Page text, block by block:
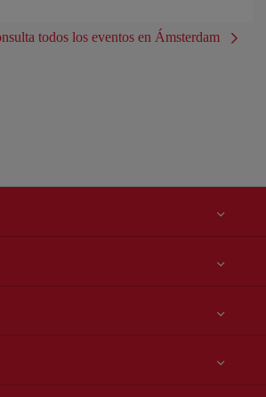
todos los eventos en Ámsterdam